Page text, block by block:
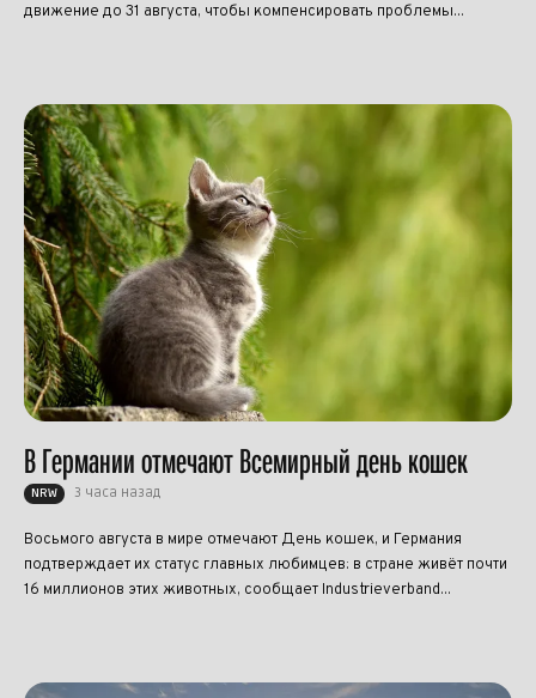
движение до 31 августа, чтобы компенсировать проблемы...
В Германии отмечают Всемирный день кошек
NRW 3 часа назад
Восьмого августа в мире отмечают День кошек, и Германия
подтверждает их статус главных любимцев: в стране живёт почти
16 миллионов этих животных, сообщает Industrieverband...